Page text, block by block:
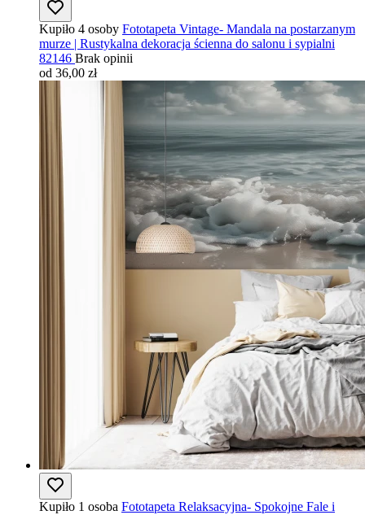
Kupiło 4 osoby Fototapeta Vintage- Mandala na postarzanym
murze | Rustykalna dekoracja ścienna do salonu i sypialni
82146 Brak opinii
od 36,00 zł
Kupiło 1 osoba Fototapeta Relaksacyjna- Spokojne Fale i